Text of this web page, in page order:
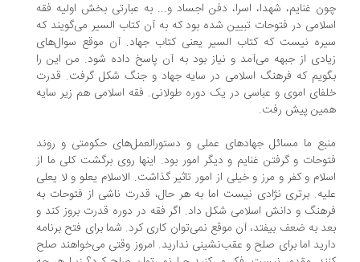
غنایم، شهدا، اسرا، دفن اجساد و... به عبارتی بخش اولیه فقه
در فتوحات تبیین شده بود که به آن کتاب السیر می‌گویند که
نیست که کتاب السیر یعنی کتاب جهاد. آن موقع سوال‌های
از جبهه می‌آمد و نیاز بود به آن پاسخ داده شود. من این را
که فرهنگ اسلامی در سایه جهاد و جنگ شکل گرفت. قدرت
اموی و عباسی در یک دوره طولانی. فقه اسلامی هم زیر سایه
پیش رفت.
ما مسائل جهادهای عملی و دستورالعمل‌های حکومتی و روند
و گرفتن غنایم و دیگر امور بود. اینها روی برگشت کلی ما از
و کفر و مرز و خیلی از امور تاثیر گذاشت. الاسلام یعلو و لا یعلی
برتری نژادی نیست اما به هر حال، قدرت ناشی از فتوحات به
و دانش اسلامی شکل داد. اگر فقه در دوره قدرت بروز کند و
به ضعف بیفتد، آن موقع نمی‌توان کاری کرد. شما برای فتح برنامه
اما برای صلح و عقب‌نشینی ندارید. امروز وقتی می‌خواهند صلح